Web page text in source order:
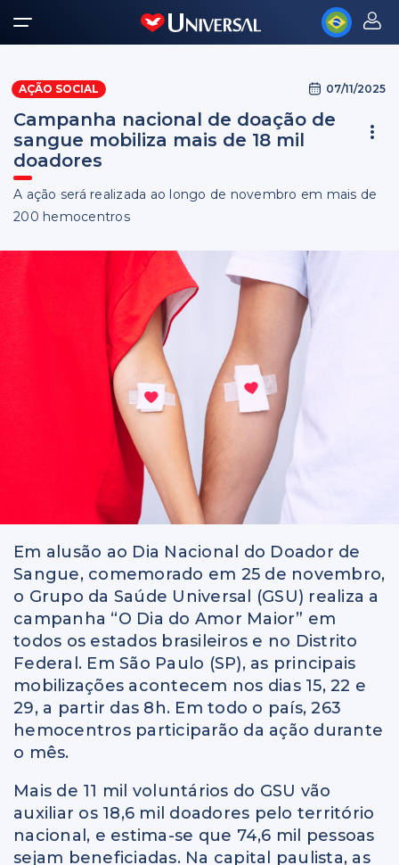
AÇÃO SOCIAL 07/11/2025
Campanha nacional de doação de
sangue mobiliza mais de 18 mil
doadores
A ação será realizada ao longo de novembro em mais de
200 hemocentros
Em alusão ao Dia Nacional do Doador de
Sangue, comemorado em 25 de novembro,
o Grupo da Saúde Universal (GSU) realiza a
campanha “O Dia do Amor Maior” em
todos os estados brasileiros e no Distrito
Federal. Em São Paulo (SP), as principais
mobilizações acontecem nos dias 15, 22 e
29, a partir das 8h. Em todo o país, 263
hemocentros participarão da ação durante
o mês.
Mais de 11 mil voluntários do GSU vão
auxiliar os 18,6 mil doadores pelo território
nacional, e estima-se que 74,6 mil pessoas
sejam beneficiadas. Na capital paulista, as